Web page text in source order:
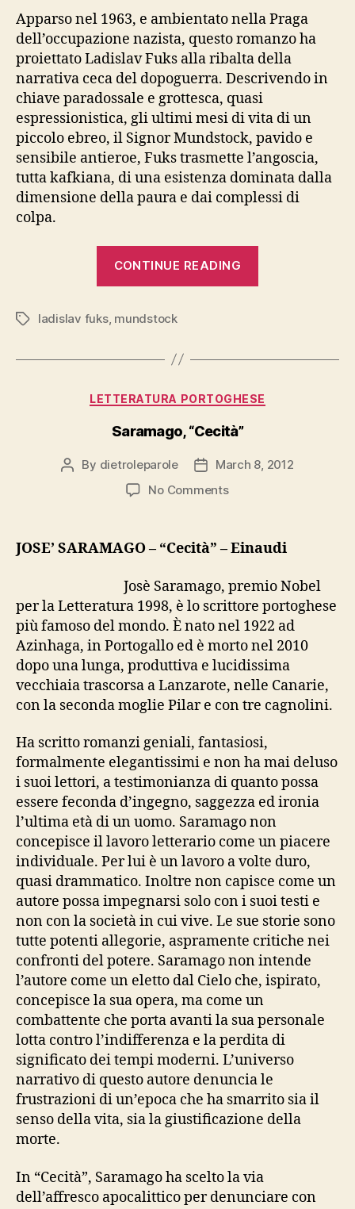
Apparso nel 1963, e ambientato nella Praga
dell’occupazione nazista, questo romanzo ha
proiettato Ladislav Fuks alla ribalta della
narrativa ceca del dopoguerra. Descrivendo in
chiave paradossale e grottesca, quasi
espressionistica, gli ultimi mesi di vita di un
piccolo ebreo, il Signor Mundstock, pavido e
sensibile antieroe, Fuks trasmette l’angoscia,
tutta kafkiana, di una esistenza dominata dalla
dimensione della paura e dai complessi di
colpa.
CONTINUE READING
Tagsladislav fuks, mundstock
Categories
LETTERATURA PORTOGHESE
Saramago, “Cecità”
Post
By dietroleparole
Post
date
March 8, 2012
No Commentson
JOSE’ SARAMAGO – “Cecità” – Einaudi
Josè Saramago, premio Nobel
per la Letteratura 1998, è lo scrittore portoghese
più famoso del mondo. È nato nel 1922 ad
Azinhaga, in Portogallo ed è morto nel 2010
dopo una lunga, produttiva e lucidissima
vecchiaia trascorsa a Lanzarote, nelle Canarie,
con la seconda moglie Pilar e con tre cagnolini.
Ha scritto romanzi geniali, fantasiosi,
formalmente elegantissimi e non ha mai deluso
i suoi lettori, a testimonianza di quanto possa
essere feconda d’ingegno, saggezza ed ironia
l’ultima età di un uomo. Saramago non
concepisce il lavoro letterario come un piacere
individuale. Per lui è un lavoro a volte duro,
quasi drammatico. Inoltre non capisce come un
autore possa impegnarsi solo con i suoi testi e
non con la società in cui vive. Le sue storie sono
tutte potenti allegorie, aspramente critiche nei
confronti del potere. Saramago non intende
l’autore come un eletto dal Cielo che, ispirato,
concepisce la sua opera, ma come un
combattente che porta avanti la sua personale
lotta contro l’indifferenza e la perdita di
significato dei tempi moderni. L’universo
narrativo di questo autore denuncia le
frustrazioni di un’epoca che ha smarrito sia il
senso della vita, sia la giustificazione della
morte.
In “Cecità”, Saramago ha scelto la via
dell’affresco apocalittico per denunciare con